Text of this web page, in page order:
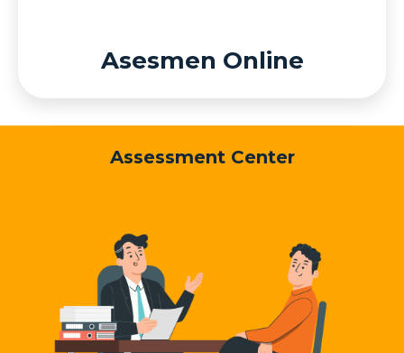
Asesmen Online
Assessment Center